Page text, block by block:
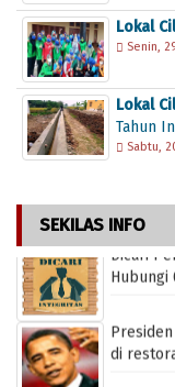
Lokal
Senin,
Lokal
Tahun
Sabtu,
SEKILAS INFO
Dicari
Presiden